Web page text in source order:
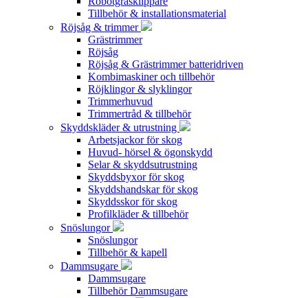
Tillbehör & installationsmaterial
Röjsåg & trimmer
Grästrimmer
Röjsåg
Röjsåg & Grästrimmer batteridriven
Kombimaskiner och tillbehör
Röjklingor & slyklingor
Trimmerhuvud
Trimmertråd & tillbehör
Skyddskläder & utrustning
Arbetsjackor för skog
Huvud- hörsel & ögonskydd
Selar & skyddsutrustning
Skyddsbyxor för skog
Skyddshandskar för skog
Skyddsskor för skog
Profilkläder & tillbehör
Snöslungor
Snöslungor
Tillbehör & kapell
Dammsugare
Dammsugare
Tillbehör Dammsugare